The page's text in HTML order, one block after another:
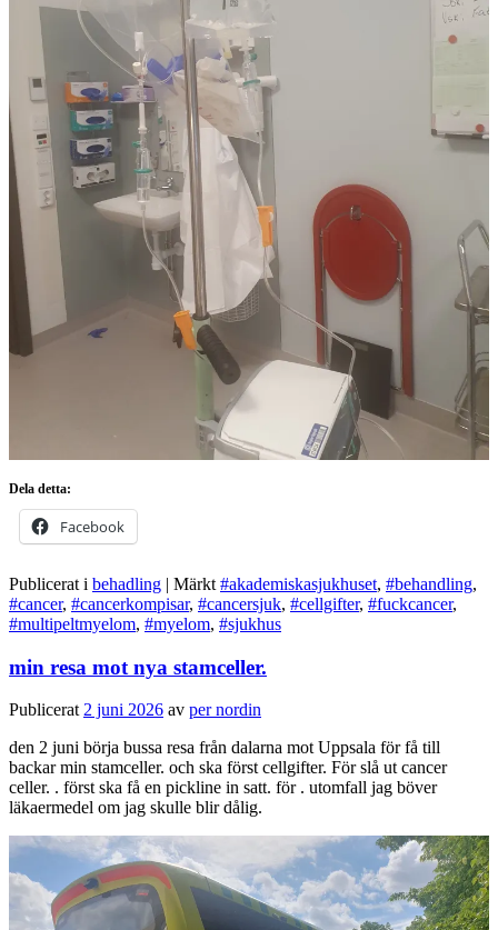
Dela detta:
Facebook
Publicerat i behadling | Märkt #akademiskasjukhuset, #behandling,
#cancer, #cancerkompisar, #cancersjuk, #cellgifter, #fuckcancer,
#multipeltmyelom, #myelom, #sjukhus
min resa mot nya stamceller.
Publicerat2 juni 2026 av per nordin
den 2 juni börja bussa resa från dalarna mot Uppsala för få till
backar min stamceller. och ska först cellgifter. För slå ut cancer
celler. . först ska få en pickline in satt. för . utomfall jag böver
läkaermedel om jag skulle blir dålig.